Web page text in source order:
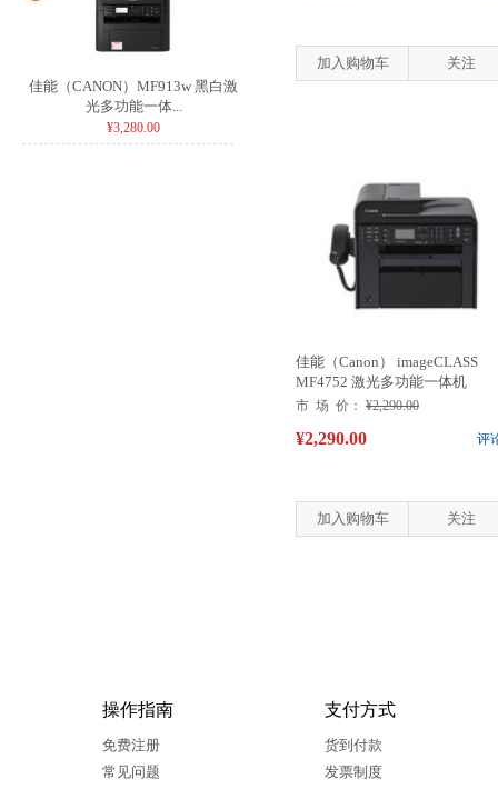
佳能（CANON）MF913w 黑白激
光多功能一体...
¥3,280.00
加入购物车 关注
佳能（Canon） imageCLASS
MF4752 激光多功能一体机
市 场 价： ¥2,290.00
评
¥2,290.00
加入购物车 关注
操作指南
免费注册
常见问题
支付方式
货到付款
发票制度